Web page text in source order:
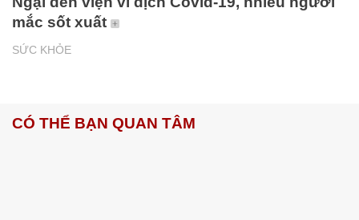
SỨC KHỎE
mắc sốt xuất
CÓ THỂ BẠN QUAN TÂM